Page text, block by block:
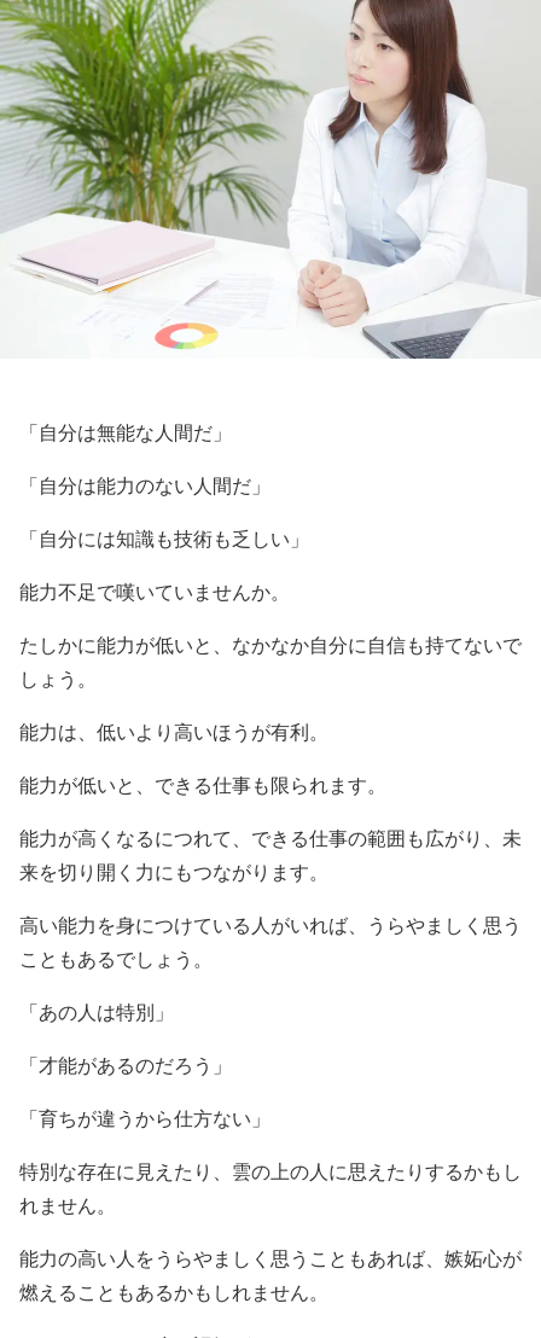
「自分は無能な人間だ」
「自分は能力のない人間だ」
「自分には知識も技術も乏しい」
能力不足で嘆いていませんか。
たしかに能力が低いと、なかなか自分に自信も持てないで
しょう。
能力は、低いより高いほうが有利。
能力が低いと、できる仕事も限られます。
能力が高くなるにつれて、できる仕事の範囲も広がり、未
来を切り開く力にもつながります。
高い能力を身につけている人がいれば、うらやましく思う
こともあるでしょう。
「あの人は特別」
「才能があるのだろう」
「育ちが違うから仕方ない」
特別な存在に見えたり、雲の上の人に思えたりするかもし
れません。
能力の高い人をうらやましく思うこともあれば、嫉妬心が
燃えることもあるかもしれません。